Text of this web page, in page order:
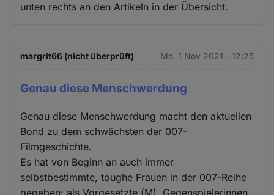
unten rechts an den Artikeln in der Übersicht.
margrit66 (nicht überprüft) Mo. 1 Nov 2021 - 12:25
Genau diese Menschwerdung
Genau diese Menschwerdung macht den aktuellen
Bond zu dem schwächsten der 007-
Filmgeschichte.
Es hat von Beginn an auch immer
selbstbestimmte, toughe Frauen in der 007-Reihe
gegeben: als Vorgesetzte (M), Gegenspielerinnen